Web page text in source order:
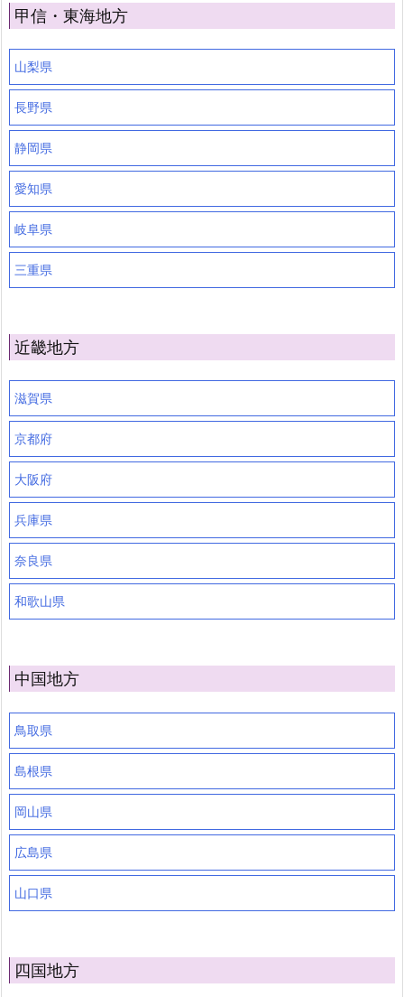
甲信・東海地方
山梨県
長野県
静岡県
愛知県
岐阜県
三重県
近畿地方
滋賀県
京都府
大阪府
兵庫県
奈良県
和歌山県
中国地方
鳥取県
島根県
岡山県
広島県
山口県
四国地方